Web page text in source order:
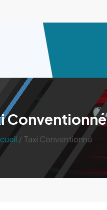
Conventionné
/ Taxi Conventionné